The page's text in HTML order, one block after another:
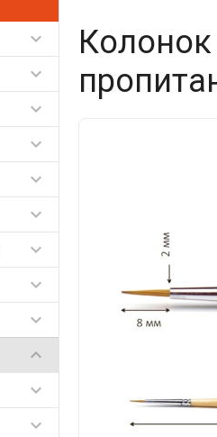












Колонок